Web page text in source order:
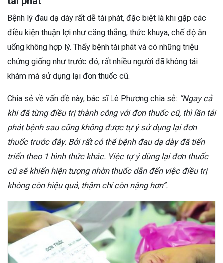
Bệnh lý đau dạ dày rất dễ tái phát, đặc biệt là khi gặp các
điều kiện thuận lợi như căng thẳng, thức khuya, chế độ ăn
uống không hợp lý. Thấy bệnh tái phát và có những triệu
chứng giống như trước đó, rất nhiều người đã không tái
khám mà sử dụng lại đơn thuốc cũ.
Chia sẻ về vấn đề này, bác sĩ Lê Phương chia sẻ: “Ngay cả
khi đã từng điều trị thành công với đơn thuốc cũ, thì lần tái
phát bệnh sau cũng không được tự ý sử dụng lại đơn
thuốc trước đây. Bởi rất có thể bệnh đau dạ dày đã tiến
triển theo 1 hình thức khác. Việc tự ý dùng lại đơn thuốc
cũ sẽ khiến hiện tượng nhờn thuốc dẫn đến việc điều trị
không còn hiệu quả, thậm chí còn nặng hơn”.